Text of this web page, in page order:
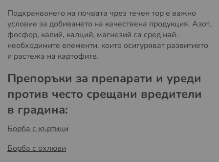
Подхранването на почвата чрез течен тор е важно
условие за добиването на качествена продукция. Азот,
фосфор, калий, калций, магнезий са сред най-
необходимите елементи, които осигуряват развитието
и растежа на картофите.
Препоръки за препарати и уреди
против често срещани вредители
в градина:
Борба с къртици
Борба с охлюви